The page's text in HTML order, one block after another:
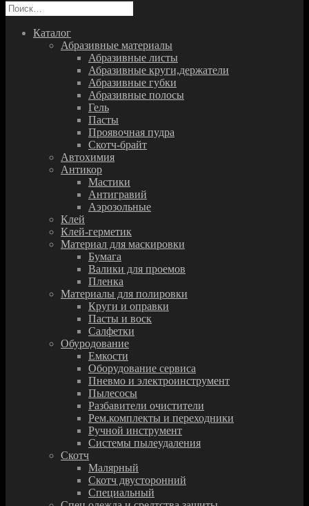
Найти:
Каталог
Абразивные материалы
Абразивные листы
Абразивные круги,держатели
Абразивные губки
Абразивные полосы
Гель
Пасты
Проявочная пудра
Скотч-брайт
Автохимия
Антикор
Мастики
Антигравий
Аэрозольные
Клей
Клей-герметик
Материал для маскировки
Бумага
Валики для проемов
Пленка
Материалы для полировки
Круги и оправки
Пасты и воск
Салфетки
Обуродование
Емкости
Оборудование сервиса
Пневмо и электроинструмент
Пылесосы
Разбавители очистители
Рем.комплекты и переходники
Ручной инструмент
Системы пылеудаления
Скотч
Малярный
Скотч двусторонний
Специальный